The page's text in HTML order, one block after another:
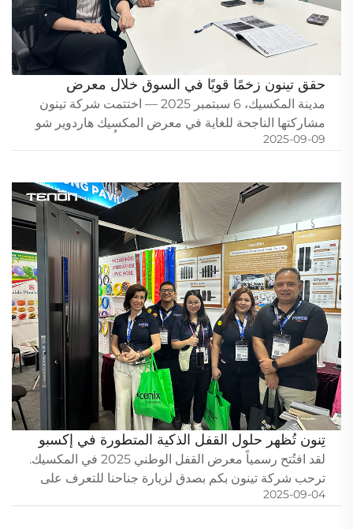
حقق تينون زخمًا قويًا في السوق خلال معرض
المكسيك للمنتجات الحديدية 2025 مدينة المكسيك، 6 سبتمبر 2025 — اختتمت شركة تينون
مشاركتها الناجحة للغاية في معرض المكسيك هاردوير شو
خطوة محورية في الشركة...
2025-09-09
تِنون تُظهر حلول القفل الذكية المتطورة في إكسبو
ناسيونال فيريتيرا 2025
لقد افتُتح رسمياً معرض القفل الوطني 2025 في المكسيك.
ترحب شركة تينون بكم بصدق لزيارة جناحنا للتعرف على
أحدث اختراقاتنا في مجال أقفال الأبواب الذكية وحلول الأمن،
2025-09-04